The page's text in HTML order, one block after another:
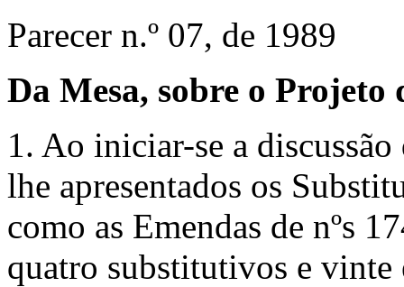
Parecer n.º 07, de 1989
Da Mesa, sobre o Projeto
1. Ao iniciar-se a
lhe apresentados os
como as Emendas de nºs
quatro substitutivos e vinte